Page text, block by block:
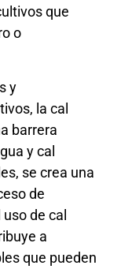
que
o
y
la cal
barrera
y cal
se crea una
de
de cal
a
que pueden